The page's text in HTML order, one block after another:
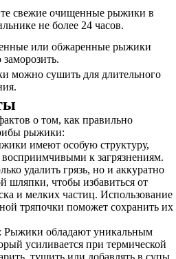
свежие очищенные рыжики в
не более 24 часов.
или обжаренные рыжики
можно сушить для длительного
о том, как правильно
рыжики:
имеют особую структуру,
восприимчивыми к загрязнениям.
удалить грязь, но и аккуратно
шляпки, чтобы избавиться от
и мелких частиц. Использование
тряпочки поможет сохранить их
: Рыжики обладают уникальным
усиливается при термической
тушить или добавлять в супы.